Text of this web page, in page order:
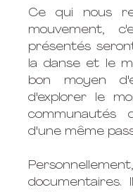
Ce qui nous
mouvement,
présentés
la danse et le
bon moyen
d'explorer le
d'une même